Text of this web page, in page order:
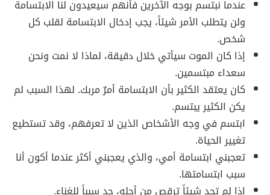
عندما نبتسم بوجه الآخرين فأنهم سيعيدون لنا الابتسامة
ولن يتطلب الأمر شيئاً، يجب إدخال الابتسامة لقلب كل
شخص.
إذا كان الموت سيأتي خلال دقيقة، لماذا لا نمت ونحن
سعداء مبتسمين.
كان يعتقد الكثير بأن الابتسامة أمرٌ مربك. لهذا السبب لم
يكن الكثير يبتسم.
ابتسم في وجه الأشخاص الذين لا تعرفهم، وقد تستطيع
تغيير الحياة.
تعجبني ابتسامة أمي، والذي يعجبني أكثر عندما أكون أنا
سبب ابتسامتها.
إذا لم تجد شيئاً ترقص من أجله، جد سبباً للغناء.